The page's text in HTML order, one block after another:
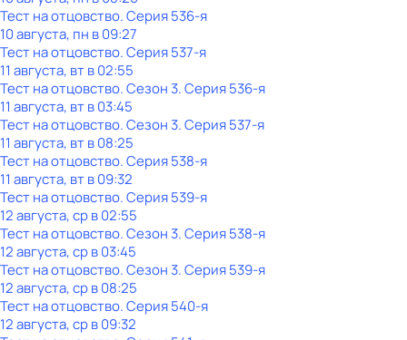
Тест на отцовство. Серия 536-я
10 августа, пн в 09:27
Тест на отцовство. Серия 537-я
11 августа, вт в 02:55
Тест на отцовство. Сезон 3. Серия 536-я
11 августа, вт в 03:45
Тест на отцовство. Сезон 3. Серия 537-я
11 августа, вт в 08:25
Тест на отцовство. Серия 538-я
11 августа, вт в 09:32
Тест на отцовство. Серия 539-я
12 августа, ср в 02:55
Тест на отцовство. Сезон 3. Серия 538-я
12 августа, ср в 03:45
Тест на отцовство. Сезон 3. Серия 539-я
12 августа, ср в 08:25
Тест на отцовство. Серия 540-я
12 августа, ср в 09:32